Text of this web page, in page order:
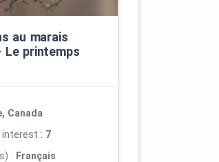
au marais
Le printemps
Canada
: 7
: Français